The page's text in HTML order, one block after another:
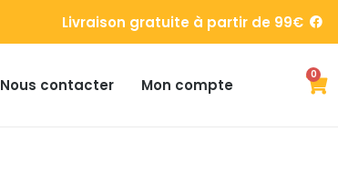
Livraison gratuite à partir de 99€
Nous contacter Mon compte
0